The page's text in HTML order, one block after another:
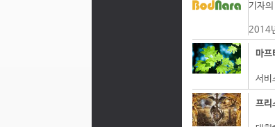
기자
2014
마프
서비
프리